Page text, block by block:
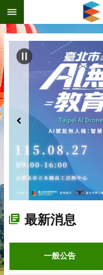
跳到主要內容區塊
:::
最新消息
一般公告